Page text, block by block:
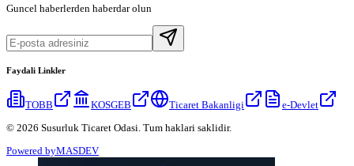
Guncel haberlerden haberdar olun
Faydali Linkler
TOBB KOSGEB Ticaret Bakanligi
e-Devlet
© 2026 Susurluk Ticaret Odasi. Tum haklari saklidir.
Powered byMASDEV